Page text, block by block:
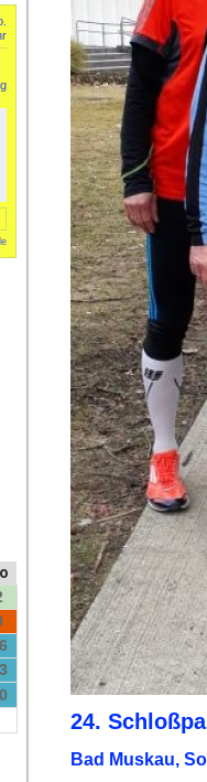
24.
Bad Muskau,